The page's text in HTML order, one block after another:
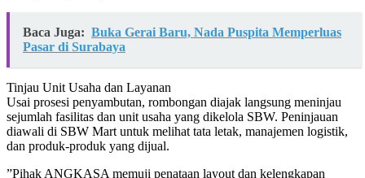
Baca Juga: Buka Gerai Baru, Nada Puspita Memperluas
Pasar di Surabaya
​Tinjau Unit Usaha dan Layanan
Usai prosesi penyambutan, rombongan diajak langsung meninjau
sejumlah fasilitas dan unit usaha yang dikelola SBW. Peninjauan
diawali di SBW Mart untuk melihat tata letak, manajemen logistik,
dan produk-produk yang dijual.
​”Pihak ANGKASA memuji penataan layout dan kelengkapan